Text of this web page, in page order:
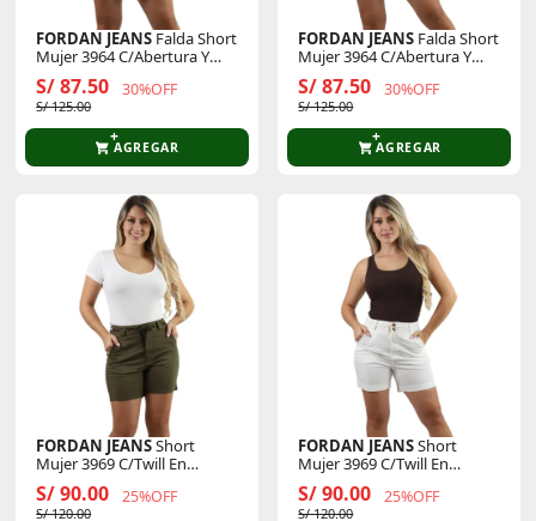
FORDAN JEANS Falda Short
Mujer 3964 C/Abertura Y
Bolsillo Parche
S/ 87.50 30%OFF
S/ 125.00
AGREGAR
FORDAN JEANS Falda Short
Mujer 3964 C/Abertura Y
Bolsillo Parche
S/ 87.50 30%OFF
S/ 125.00
AGREGAR
FORDAN JEANSShort
Mujer 3969 C/Twill En
Cintura Y Tapas
S/ 90.00 25%OFF
S/ 120.00
FORDAN JEANSShort
Mujer 3969 C/Twill En
Cintura Y Tapas
S/ 90.00 25%OFF
S/ 120.00